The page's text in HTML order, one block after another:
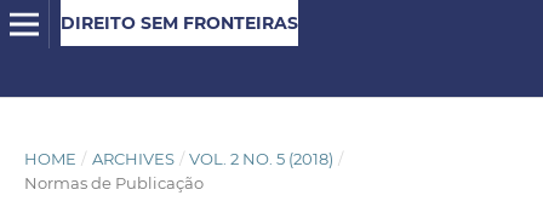
DIREITO SEM FRONTEIRAS
HOME / ARCHIVES / VOL. 2 NO. 5 (2018) /
Normas de Publicação